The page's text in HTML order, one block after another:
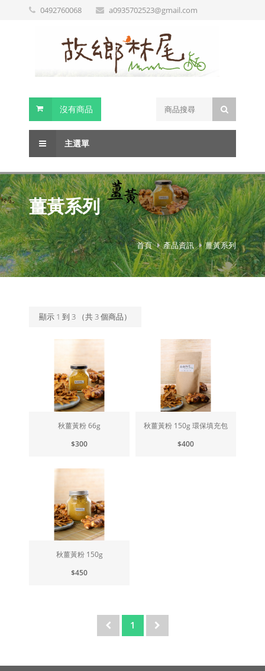
0492760068 a0935702523@gmail.com
沒有商品
主選單
薑黃系列
首頁 產品資訊 薑黃系列
顯示 1 到 3 （共3個商品）
秋薑黃粉 66g
$300
秋薑黃粉 150g 環保填充包
$400
秋薑黃粉 150g
$450
1